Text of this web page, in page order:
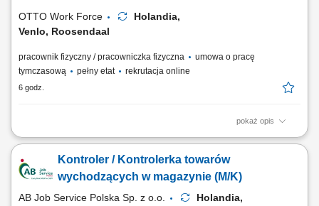
OTTO Work Force
Holandia,
Venlo, Roosendaal
pracownik fizyczny / pracowniczka fizyczna
umowa o pracę
tymczasową
pełny etat rekrutacja online
6 godz.
pokaż opis
Opis zadań: Zbieranie i etykietowanie asortymentu marek modowych
kontenerów z towarem; Weryfikacja i przetwarzanie przychodzących
zwrotów;
Kontroler / Kontrolerka towarów
wychodzących w magazynie (M/K)
AB Job Service Polska Sp. z o.o.
Holandia,